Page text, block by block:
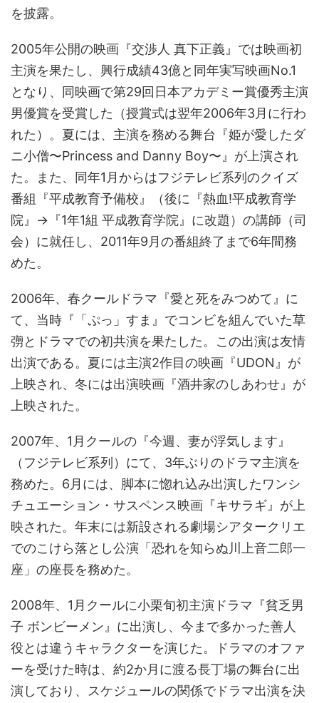
を披露。
2005年公開の映画『交渉人 真下正義』では映画初
主演を果たし、興行成績43億と同年実写映画No.1
となり、同映画で第29回日本アカデミー賞優秀主演
男優賞を受賞した（授賞式は翌年2006年3月に行わ
れた）。夏には、主演を務める舞台『姫が愛したダ
ニ小僧〜Princess and Danny Boy〜』が上演され
た。また、同年1月からはフジテレビ系列のクイズ
番組『平成教育予備校』（後に『熱血!平成教育学
院』→『1年1組 平成教育学院』に改題）の講師（司
会）に就任し、2011年9月の番組終了まで6年間務
めた。
2006年、春クールドラマ『愛と死をみつめて』に
て、当時『「ぷっ」すま』でコンビを組んでいた草
彅とドラマでの初共演を果たした。この出演は友情
出演である。夏には主演2作目の映画『UDON』が
上映され、冬には出演映画『酒井家のしあわせ』が
上映された。
2007年、1月クールの『今週、妻が浮気します』
（フジテレビ系列）にて、3年ぶりのドラマ主演を
務めた。6月には、脚本に惚れ込み出演したワンシ
チュエーション・サスペンス映画『キサラギ』が上
映された。年末には新設される劇場シアタークリエ
でのこけら落とし公演「恐れを知らぬ川上音二郎一
座」の座長を務めた。
2008年、1月クールに小栗旬初主演ドラマ『貧乏男
子 ボンビーメン』に出演し、今まで多かった善人
役とは違うキャラクターを演じた。ドラマのオファ
ーを受けた時は、約2か月に渡る長丁場の舞台に出
演しており、スケジュールの関係でドラマ出演を決